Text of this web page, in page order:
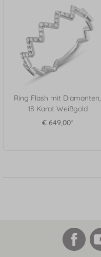
Ring Flash mit Diamanten,
18 Karat Weißgold
€ 649,00*